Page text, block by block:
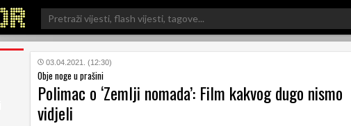
Search
for:
03.04.2021. (12:30)
Obje noge u prašini
Polimac o ‘Zemlji nomada’: Film kakvog dugo nismo
vidjeli